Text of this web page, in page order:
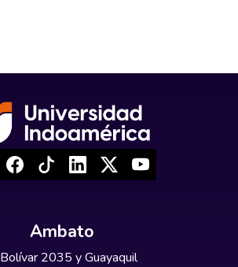
Ambato
Bolívar 2035 y Guayaquil